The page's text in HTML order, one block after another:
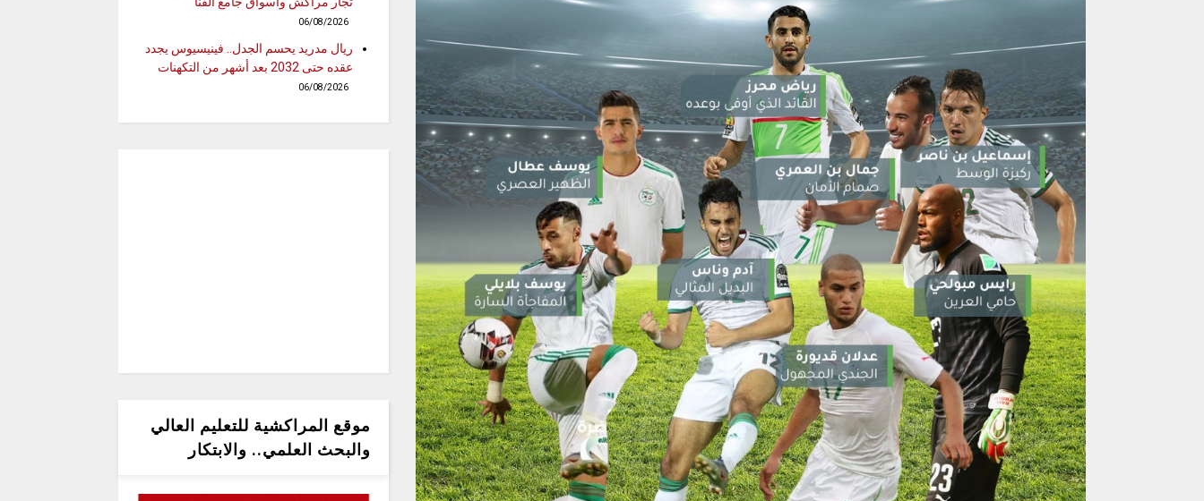
06/08/2026
ريال مدريد يحسم الجدل.. فينيسيوس يجدد
عقده حتى 2032 بعد أشهر من التكهنات
06/08/2026
موقع المراكشية للتعليم العالي
والبحث العلمي.. والابتكار